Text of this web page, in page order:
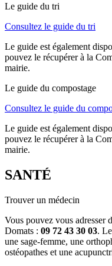
Le guide du tri
Consultez le guide du tri
Le guide est également
pouvez le récupérer à la
mairie.
Le guide du compostage
Consultez le guide du
Le guide est également
pouvez le récupérer à la
mairie.
SANTÉ
Trouver un médecin
Vous pouvez vous adresser
Domats : 09 72 43 30 03.
une sage-femme, une
ostéopathes et une